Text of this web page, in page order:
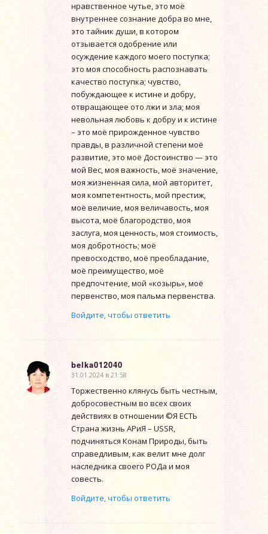
нравственное чутье, это моё
внутреннее сознание добра во мне,
это тайник души, в котором
отзывается одобрение или
осуждение каждого моего поступка;
это моя способность распознавать
качество поступка; чувство,
побуждающее к истине и добру,
отвращающее ото лжи и зла; моя
невольная любовь к добру и к истине
– это моё прирожденное чувство
правды, в различной степени моё
развитие, это моё Достоинство — это
мой Вес, моя важность, моё значение,
моя жизненная сила, мой авторитет,
моя компетентность, мой престиж,
моё величие, моя величавость, моя
высота, моё благородство, моя
заслуга, моя ценность, моя стоимость,
моя добротность; моё
превосходство, моё преобладание,
моё преимущество, моё
предпочтение, мой «козырь», моё
первенство, моя пальма первенства.
Войдите, чтобы ответить
belka012040
говорит:
31.01.2024 в 21:58
Торжественно клянусь быть честным,
добросовестным во всех своих
действиях в отношении ©Я ЕСТЬ
Страна жизнь АРиЯ – USSR,
подчиняться Конам Природы, быть
справедливым, как велит мне долг
наследника своего РОДа и моя
совесть.
Войдите, чтобы ответить